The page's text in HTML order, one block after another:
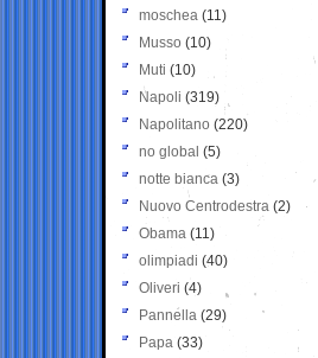
moschea (11)
Musso (10)
Muti (10)
Napoli (319)
Napolitano (220)
no global (5)
notte bianca (3)
Nuovo Centrodestra (2)
Obama (11)
olimpiadi (40)
Oliveri (4)
Pannella (29)
Papa (33)